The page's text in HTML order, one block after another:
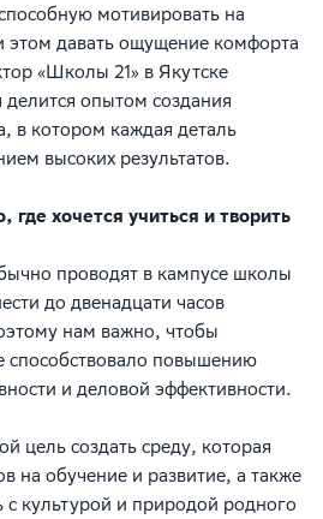
мотивировать на
этом давать ощущение комфорта
«Школы 21» в Якутске
опытом создания
в котором каждая деталь
высоких результатов.
где хочется учиться и творить
проводят в кампусе школы
до двенадцати часов
нам важно, чтобы
способствовало повышению
и деловой эффективности.
цель создать среду, которая
на обучение и развитие, а также
с культурой и природой родного